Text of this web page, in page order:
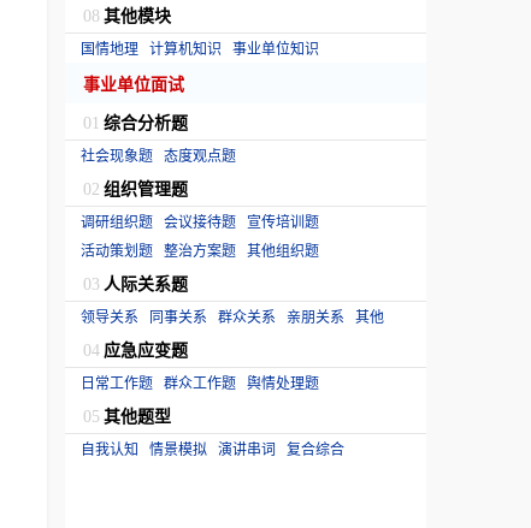
08 其他模块
国情地理 计算机知识 事业单位知识
事业单位面试
01 综合分析题
社会现象题 态度观点题
02 组织管理题
调研组织题 会议接待题 宣传培训题
活动策划题 整治方案题 其他组织题
03 人际关系题
领导关系 同事关系 群众关系 亲朋关系 其他
04 应急应变题
日常工作题 群众工作题 舆情处理题
05 其他题型
自我认知 情景模拟 演讲串词 复合综合